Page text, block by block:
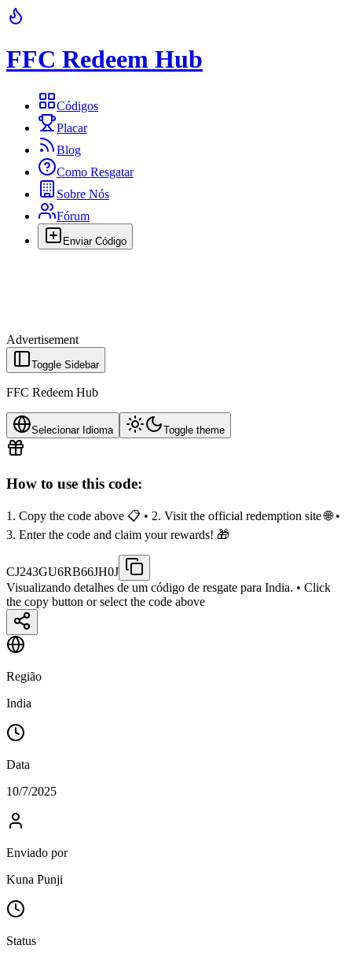
FFC Redeem Hub
Códigos
Placar
Blog
Como Resgatar
Sobre Nós
Fórum
Enviar Código
Advertisement
Toggle Sidebar
FFC Redeem Hub
Selecionar Idioma Toggle theme
How to use this code:
1. Copy the code above 📋 • 2. Visit the official redemption site 🌐 •
3. Enter the code and claim your rewards! 🎁
CJ243GU6RB66JH0J
Visualizando detalhes de um código de resgate para India. • Click
the copy button or select the code above
Região
India
Data
10/7/2025
Enviado por
Kuna Punji
Status